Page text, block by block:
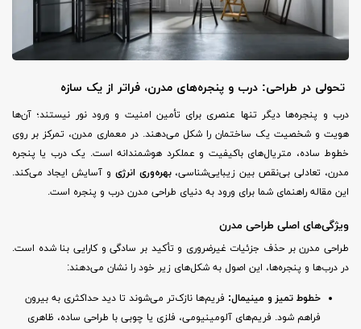
تحولی در طراحی: درب و پنجره‌های مدرن، فراتر از یک سازه
درب و پنجره‌ها دیگر تنها عنصری برای تأمین امنیت و ورود نور نیستند؛ آن‌ها
هویت و شخصیت یک ساختمان را شکل می‌دهند. در معماری مدرن، تمرکز بر روی
خطوط ساده، متریال‌های باکیفیت و عملکرد هوشمندانه است. یک درب یا پنجره
مدرن، تعادلی بی‌نقص بین زیبایی‌شناسی،بهره‌وری انرژی و آسایش ایجاد می‌کند.
این مقاله راهنمای شما برای ورود به دنیای طراحی مدرن درب و پنجره است.
ویژگی‌های اصلی طراحی مدرن
طراحی مدرن بر حذف جزئیات غیرضروری و تأکید بر سادگی و کارایی بنا شده است.
در درب‌ها و پنجره‌ها، این اصول به شکل‌های زیر خود را نشان می‌دهند:
خطوط تمیز و مینیمال: فریم‌ها نازک‌تر می‌شوند تا دید حداکثری به بیرون
فراهم شود. فریم‌های آلومینیومی، فلزی یا چوبی با طراحی ساده، ظاهری